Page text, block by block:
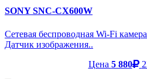
SONY SNC-CX600W
Сетевая беспроводная Wi-Fi
Датчик изображения..
Цена 5 880